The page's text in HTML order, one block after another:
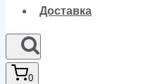
Доставка
0